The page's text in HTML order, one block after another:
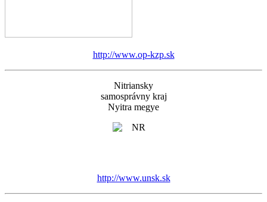
http://www.op-kzp.sk
Nitriansky
samosprávny kraj
Nyitra megye
http://www.unsk.sk